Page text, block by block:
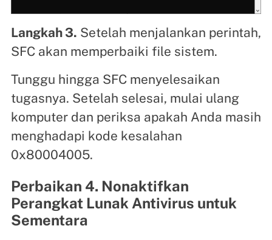
Langkah 3. Setelah menjalankan perintah,
SFC akan memperbaiki file sistem.
Tunggu hingga SFC menyelesaikan
tugasnya. Setelah selesai, mulai ulang
komputer dan periksa apakah Anda masih
menghadapi kode kesalahan
0x80004005.
Perbaikan 4. Nonaktifkan
Perangkat Lunak Antivirus untuk
Sementara